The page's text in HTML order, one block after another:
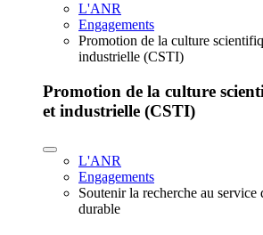
L'ANR
Engagements
Promotion de la culture
industrielle (CSTI)
Promotion de la culture
et industrielle (CSTI)
L'ANR
Engagements
Soutenir la recherche au service
durable